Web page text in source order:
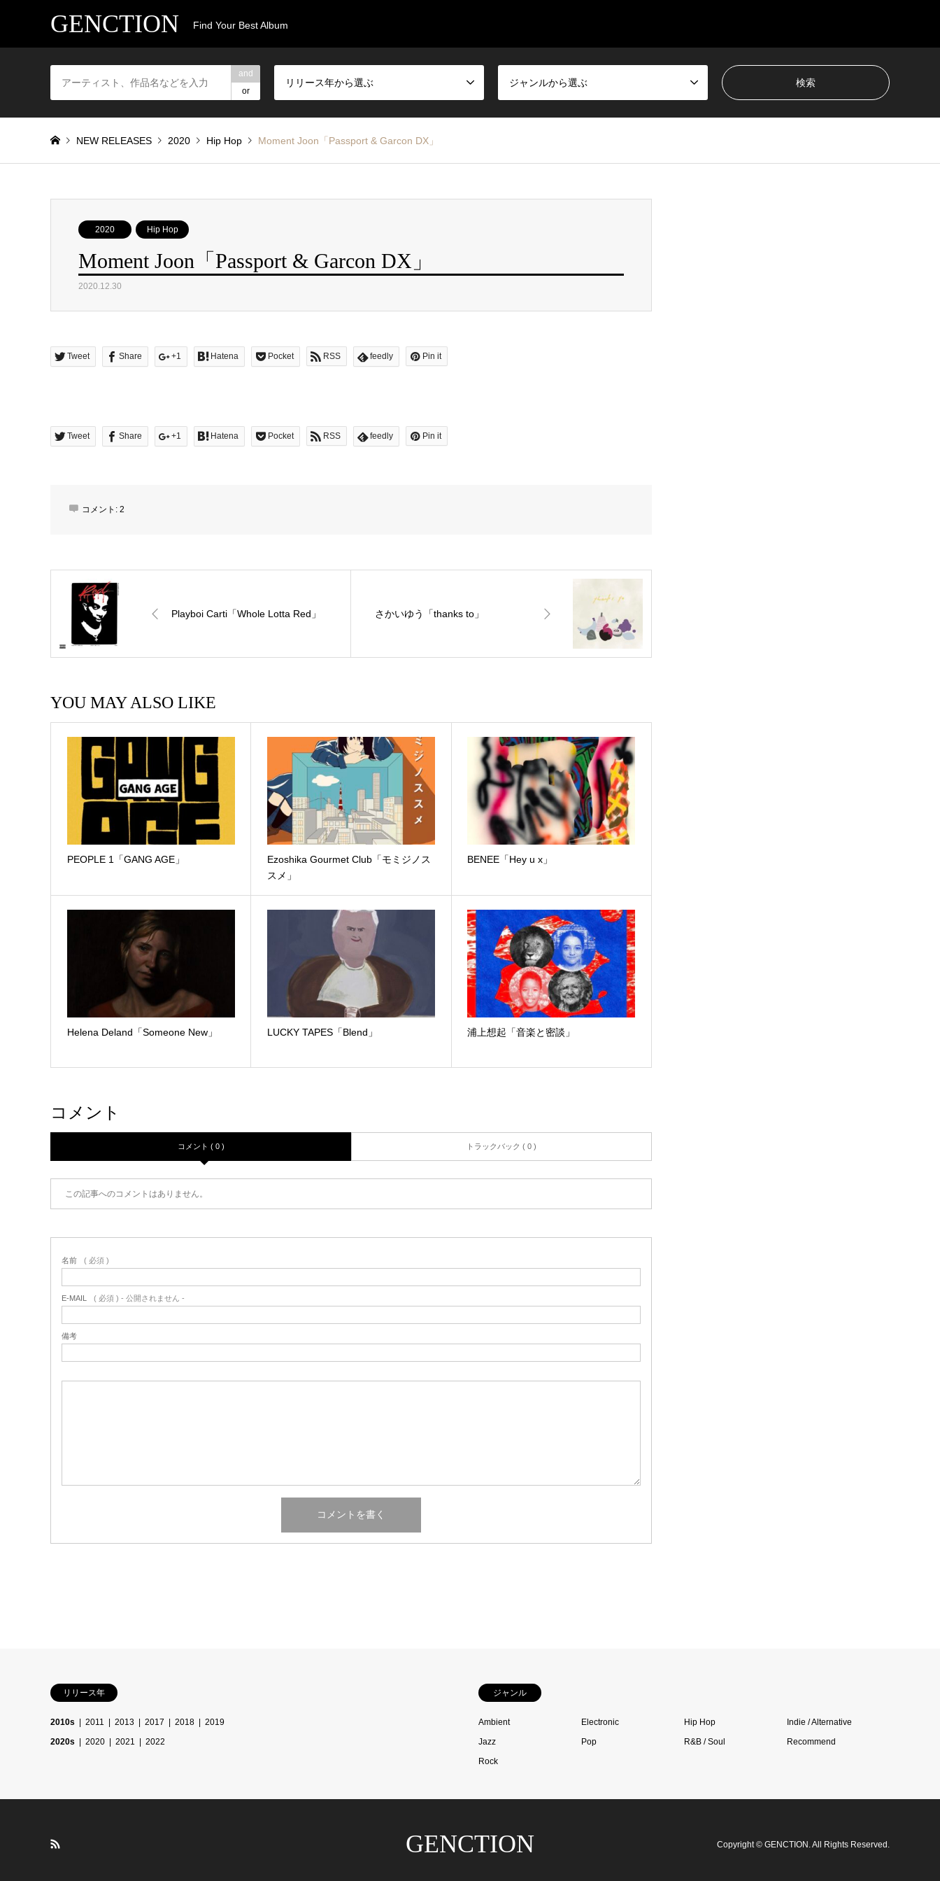
GENCTION Find Your Best Album
and
or
リリース年から選ぶ ジャンルから選ぶ
NEW RELEASES 2020 Hip Hop Moment Joon「Passport & Garcon DX」
2020 Hip Hop
Moment Joon「Passport & Garcon DX」
2020.12.30
Tweet Share +1 Hatena Pocket RSS feedly Pin it
Tweet Share +1 Hatena Pocket RSS feedly Pin it
コメント: 2
Playboi Carti「Whole Lotta Red」 さかいゆう「thanks to」
YOU MAY ALSO LIKE
PEOPLE 1「GANG AGE」
Ezoshika Gourmet Club「モミジノス
スメ」
BENEE「Hey u x」
Helena Deland「Someone New」 LUCKY TAPES「Blend」 浦上想起「音楽と密談」
コメント
コメント ( 0 ) トラックバック ( 0 )
この記事へのコメントはありません。
名前 ( 必須 )
E-MAIL ( 必須 ) - 公開されません -
備考
リリース年
2010s 2011 2013 2017 2018
2019
2020s
2020 2021 2022
ジャンル
Ambient Electronic Hip Hop
Indie / Alternative
Jazz
Pop R&B / Soul
Recommend
Rock
GENCTION Copyright© GENCTION. All Rights Reserved.